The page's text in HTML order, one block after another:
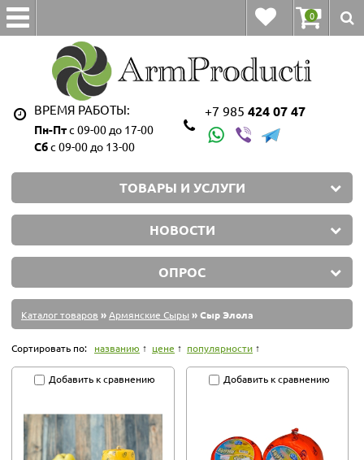
0
ВРЕМЯ РАБОТЫ:
Пн-Птс 09-00 до 17-00
Сбс 09-00 до 13-00
+7 985 424 07 47
ТОВАРЫ И УСЛУГИ
НОВОСТИ
ОПРОС
Каталог товаров »Армянские Сыры » Сыр Элола
Сортировать по: названию цене популярности
Добавить к сравнению Добавить к сравнению